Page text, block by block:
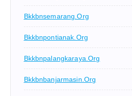
Bkkbnsemarang.org
Bkkbnpontianak.org
Bkkbnpalangkaraya.org
Bkkbnbanjarmasin.org